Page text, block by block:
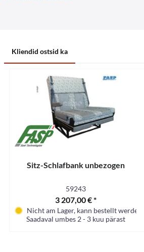
Kliendid ostsid ka
Sitz-Schlafbank unbezogen
59243
3 207,00 € *
Nicht am Lager, kann bestellt werden
Saadaval umbes 2 - 3 kuu pärast